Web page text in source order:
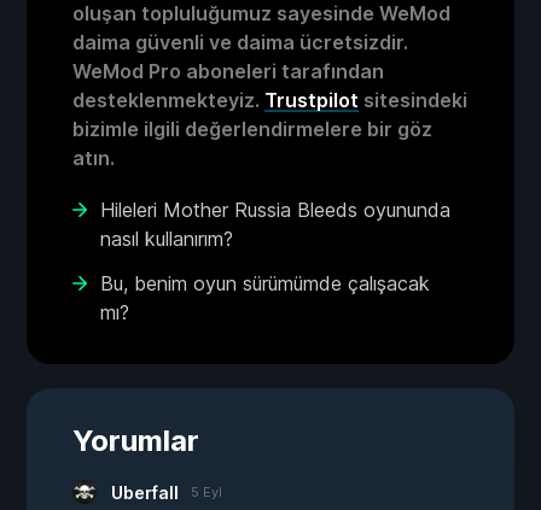
oluşan topluluğumuz sayesinde WeMod
daima güvenli ve daima ücretsizdir.
WeMod Pro aboneleri tarafından
desteklenmekteyiz. Trustpilot sitesindeki
bizimle ilgili değerlendirmelere bir göz
atın.
Hileleri Mother Russia Bleeds oyununda
nasıl kullanırım?
Bu, benim oyun sürümümde çalışacak
mı?
Yorumlar
Uberfall 5 Eyl